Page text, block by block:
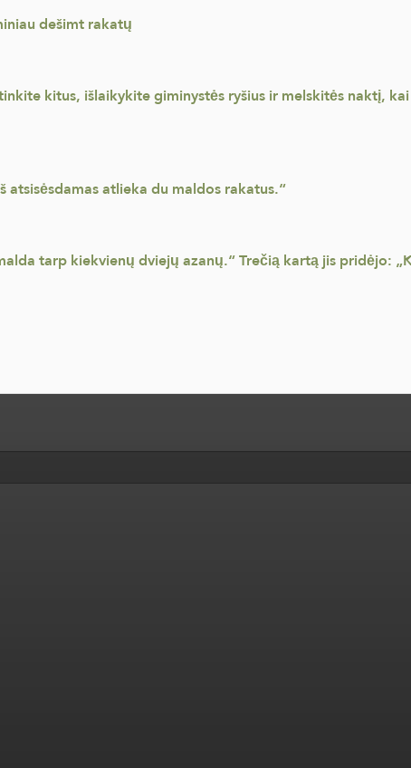
dešimt rakatų
kitus, išlaikykite giminystės ryšius ir melskitės naktį,
atlieka du maldos rakatus.“
tarp kiekvienų dviejų azanų.“ Trečią kartą jis pridėjo: